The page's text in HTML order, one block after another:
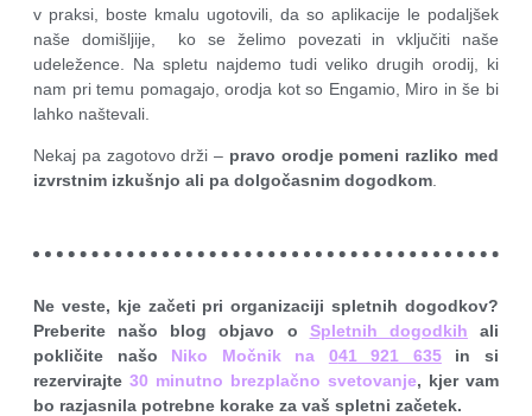
v praksi, boste kmalu ugotovili, da so aplikacije le podaljšek
naše domišljije, ko se želimo povezati in vključiti naše
udeležence. Na spletu najdemo tudi veliko drugih orodij, ki
nam pri temu pomagajo, orodja kot so Engamio, Miro in še bi
lahko naštevali.
Nekaj pa zagotovo drži – pravo orodje pomeni razliko med
izvrstnim izkušnjo ali pa dolgočasnim dogodkom
Ne veste, kje začeti pri organizaciji spletnih dogodkov?
Preberite našo blog objavo o Spletnih dogodkih ali
pokličite našo Niko Močnik na 041 921 635
in si
rezervirajte 30 minutno brezplačno svetovanje, kjer vam
bo razjasnila potrebne korake za vaš spletni začetek.